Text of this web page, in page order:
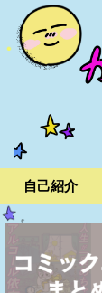
自己紹介